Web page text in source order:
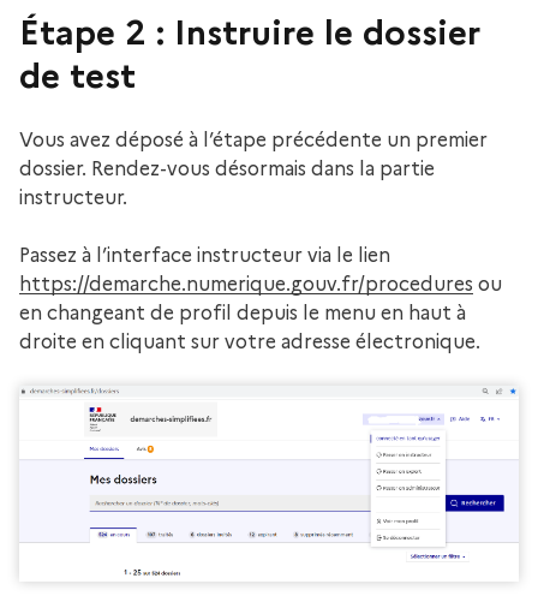
Étape 2 : Instruire le dossier
de test
Vous avez déposé à l’étape précédente un premier
dossier. Rendez-vous désormais dans la partie
instructeur.
Passez à l’interface instructeur via le lien
https://demarche.numerique.gouv.fr/procedures ou
en changeant de profil depuis le menu en haut à
droite en cliquant sur votre adresse électronique.